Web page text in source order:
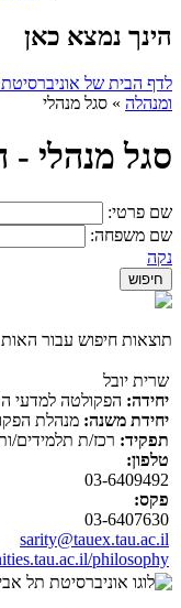
הינך נמצא כאן
לדף הבית של
ומנהלה » סגל מנהלי
סגל מנהלי -
שם פרטי:
שם משפחה:
נקה
תוצאות חיפוש עבור האות
שרית יובל
יחידה: הפקולטה למדעי
יחידת משנה: מנהלת
תפקיד: רכז/ת תלמידים/
טלפון:
03-6409492
פקס:
03-6407630
sarity@tauex.tau.ac.il
philosophy/